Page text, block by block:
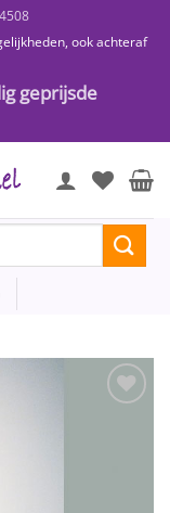
ook achteraf
geprijsde